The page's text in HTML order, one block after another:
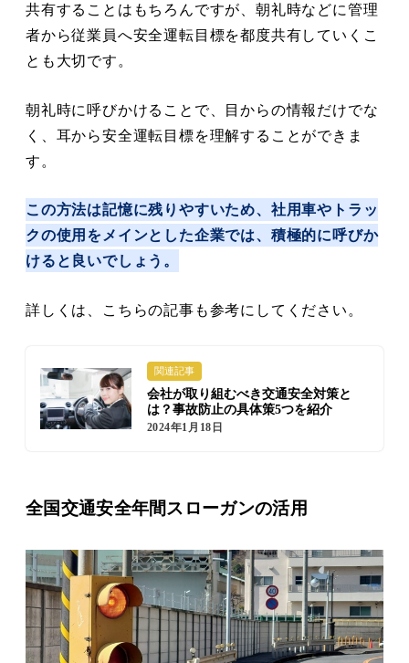
共有することはもちろんですが、朝礼時などに管理
者から従業員へ安全運転目標を都度共有していくこ
とも大切です。
朝礼時に呼びかけることで、目からの情報だけでな
く、耳から安全運転目標を理解することができま
す。
この方法は記憶に残りやすいため、社用車やトラッ
クの使用をメインとした企業では、積極的に呼びか
けると良いでしょう。
詳しくは、こちらの記事も参考にしてください。
関連記事
会社が取り組むべき交通安全対策と
は？事故防止の具体策5つを紹介
2024年1月18日
全国交通安全年間スローガンの活用